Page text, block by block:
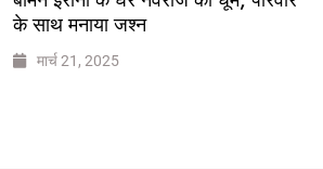
के साथ मनाया जश्न
मार्च 21, 2025